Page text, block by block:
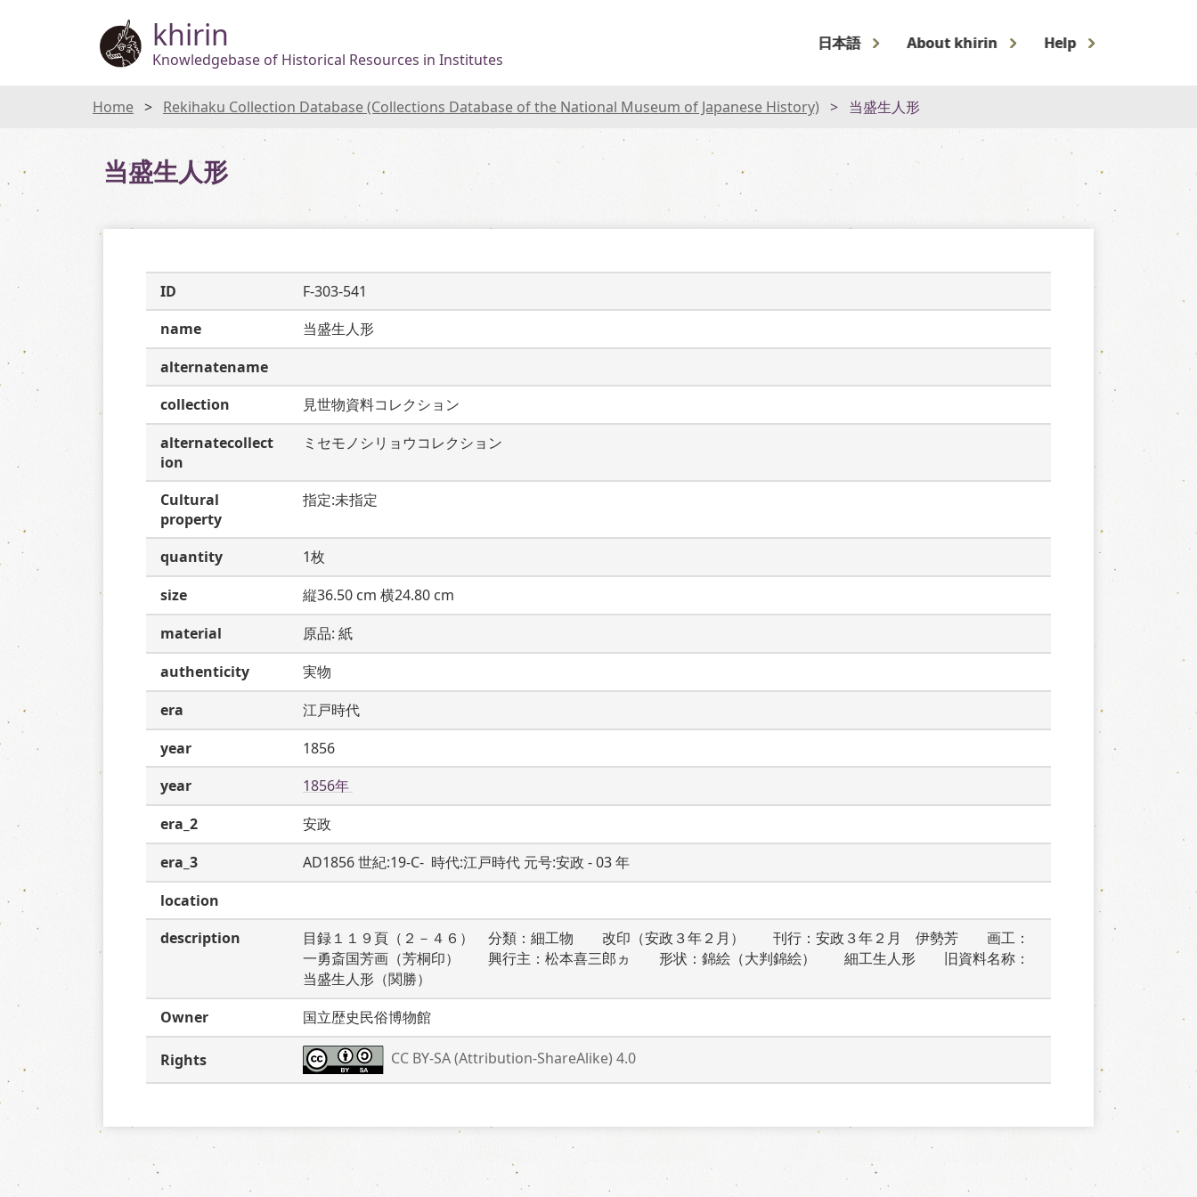
khirin
Knowledgebase of Historical Resources in Institutes
日本語 About khirin Help
Home Rekihaku Collection Database (Collections Database of the National Museum of Japanese History) 当盛生人形
当盛生人形
ID
F-303-541
name
当盛生人形
alternatename
collection
見世物資料コレクション
alternatecollect
ion
ミセモノシリョウコレクション
Cultural
property
指定:未指定
quantity
1枚
size
縦36.50 cm 横24.80 cm
material
原品: 紙
authenticity
実物
era
江戸時代
year
1856
year
1856年
era_2
安政
era_3
AD1856 世紀:19-C-  時代:江戸時代 元号:安政 - 03 年
location
description
目録１１９頁（２－４６）　分類：細工物　　改印（安政３年２月）　　刊行：安政３年２月　伊勢芳　　画工：
一勇斎国芳画（芳桐印）　　興行主：松本喜三郎ヵ　　形状：錦絵（大判錦絵）　　細工生人形　　旧資料名称：
当盛生人形（関勝）
Owner
国立歴史民俗博物館
Rights CC BY-SA (Attribution-ShareAlike) 4.0